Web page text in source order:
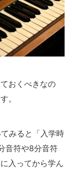
おくべきなの
。
みると「入学時
音符や8分音符
入ってから学ん